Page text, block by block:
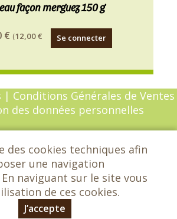
façon merguez 150 g
€ (12,00 €
Se connecter
| Conditions Générales de Ventes
des données personnelles
Conception :Sarl Dynapse
- Les grands Etrichets -
Saturnin - 02 43 25 29 42
des cookies techniques afin
une navigation
naviguant sur le site vous
de ces cookies.
J’accepte